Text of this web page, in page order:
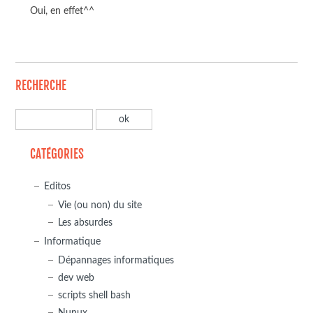
Oui, en effet^^
RECHERCHE
CATÉGORIES
Editos
Vie (ou non) du site
Les absurdes
Informatique
Dépannages informatiques
dev web
scripts shell bash